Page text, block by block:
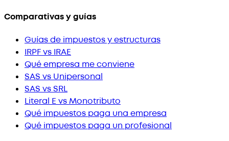
Comparativas y guías
Guías de impuestos y estructuras
IRPF vs IRAE
Qué empresa me conviene
SAS vs Unipersonal
SAS vs SRL
Literal E vs Monotributo
Qué impuestos paga una empresa
Qué impuestos paga un profesional